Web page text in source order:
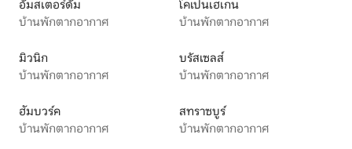
อัมสเตอร์ดัม
บ้านพักตากอากาศ
โคเปนเฮเกน
บ้านพักตากอากาศ
มิวนิก
บ้านพักตากอากาศ
บรัสเซลส์
บ้านพักตากอากาศ
ฮัมบวร์ค
บ้านพักตากอากาศ
สทราซบูร์
บ้านพักตากอากาศ